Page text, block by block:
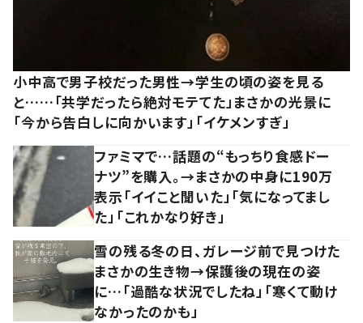
小中高で男子校だった男性→学生の頃の姿を見る
と……「共学だったら絶対モテてた」まさかの光景に
「今から告白しに向かいます」「イケメンすぎ」
ファミマで…話題の“もっちり食感ドー
ナツ”を購入。→まさかの中身に190万
表示「イイこと聞いた」「気になってまし
た」「これかなり好き」
雪の残る冬の日、ガレージ前で見つけた
まさかの生き物→保護後の現在の姿
に…「過酷な状況でしたね」「寒くて動け
なかったのかも」